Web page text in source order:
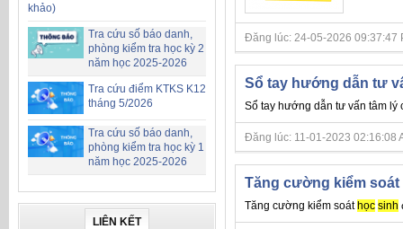
khảo)
Tra cứu số báo danh,
phòng kiểm tra học kỳ 2
năm học 2025-2026
Tra cứu điểm KTKS K12
tháng 5/2026
Tra cứu số báo danh,
phòng kiểm tra học kỳ 1
năm học 2025-2026
LIÊN KẾT
Đăng lúc: 24-05-2026 09:37:47
Sổ tay hướng dẫn tư
Sổ tay hướng dẫn tư vấn tâm lý
Đăng lúc: 11-01-2023 02:16:08
Tăng cường kiểm
Tăng cường kiểm soáthọc sinh